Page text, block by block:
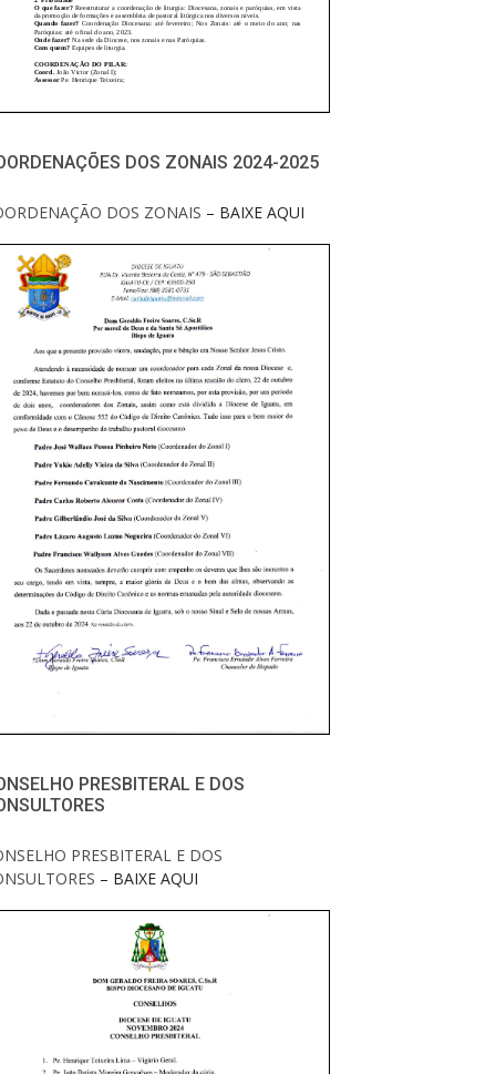
DOS ZONAIS 2024-2025
DOS ZONAIS – BAIXE AQUI
PRESBITERAL E DOS
PRESBITERAL E DOS
– BAIXE AQUI